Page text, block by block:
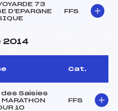
73
D'EPARGNE
FFS
2014
Cat.
des Saisies
10
FFS